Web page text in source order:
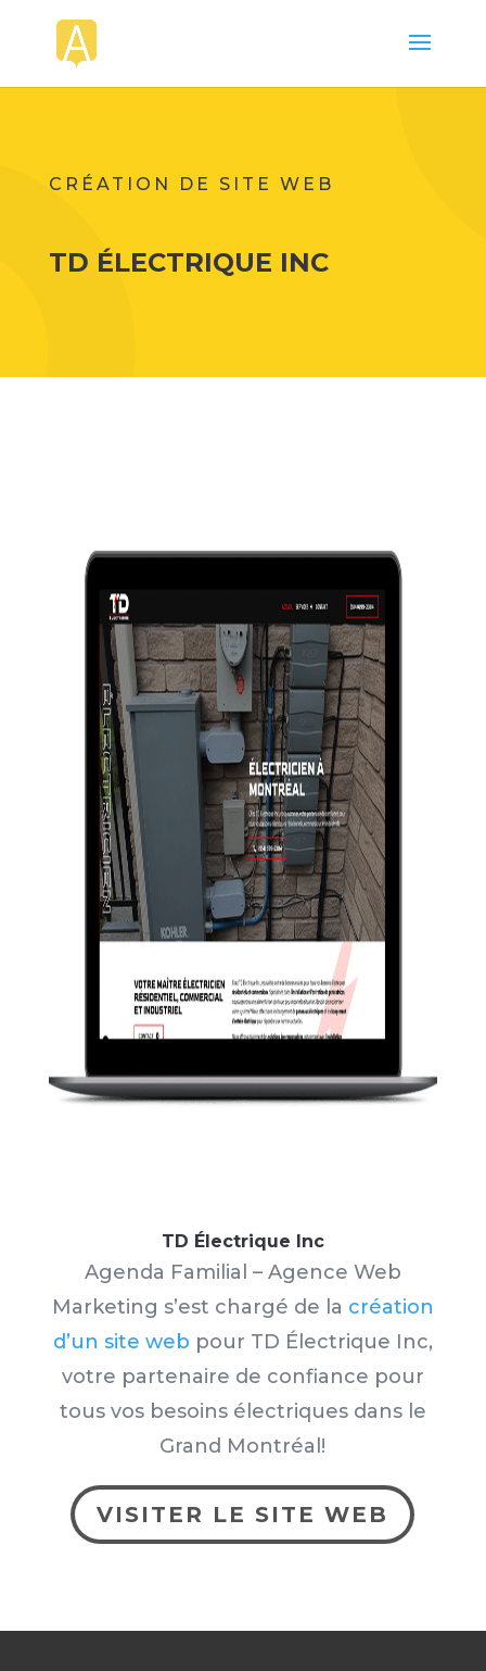
CRÉATION DE SITE WEB
TD ÉLECTRIQUE INC
TD Électrique Inc
Agenda Familial – Agence Web
Marketing s’est chargé de la création
d’un site web pour TD Électrique Inc,
votre partenaire de confiance pour
tous vos besoins électriques dans le
Grand Montréal!
VISITER LE SITE WEB